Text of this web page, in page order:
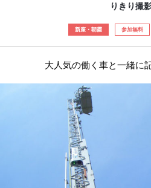
りきり撮
新座・朝霞 参加無料
大人気の働く車と一緒に